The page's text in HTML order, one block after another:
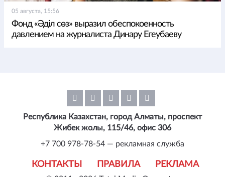
05 августа, 15:56
Фонд «Әділ сөз» выразил обеспокоенность
давлением на журналиста Динару Егеубаеву
КОНТАКТЫ ПРАВИЛА РЕКЛАМА
Республика Казахстан, город Алматы, проспект
Жибек жолы, 115/46, офис 306
+7 700 978-78-54 — рекламная служба